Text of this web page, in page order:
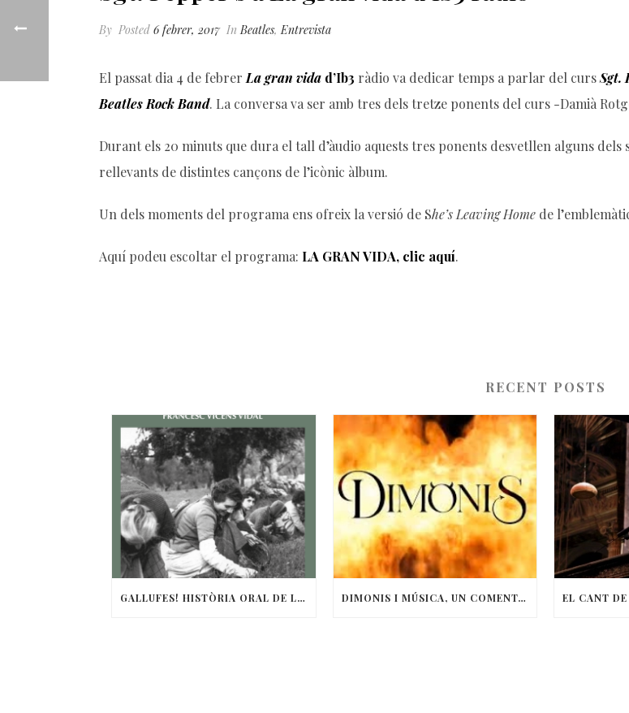
By Posted 6 febrer, 2017 InBeatles,Entrevista
El passat dia 4 de febrer La gran vida d’Ib3 ràdio va dedicar temps a parlar del cursSgt.
Beatles Rock Band. La conversa va ser amb tres dels tretze ponents del curs -Damià
Durant els 20 minuts que dura el tall d’àudio aquests tres ponents desvetllen alguns dels
rellevants de distintes cançons de l’icònic àlbum.
Un dels moments del programa ens ofreix la versió de She’s Leaving Home de
Aquí podeu escoltar el programa: LA GRAN VIDA, clic aquí.
RECENT POSTS
GALLUFES! HISTÒRIA ORAL DE LES DONES DEL CAMP DIMONIS I MÚSICA, UN COMENTARI DE LA FESTIVITAT DE SANT ANTONI